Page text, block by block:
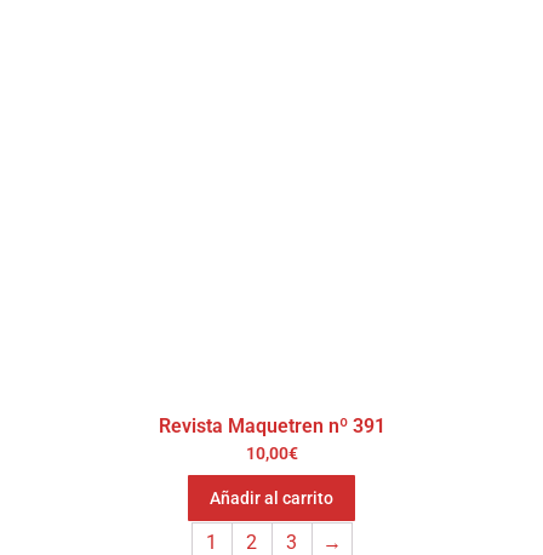
Revista Maquetren nº 391
10,00€
Añadir al carrito
1 2 3
→